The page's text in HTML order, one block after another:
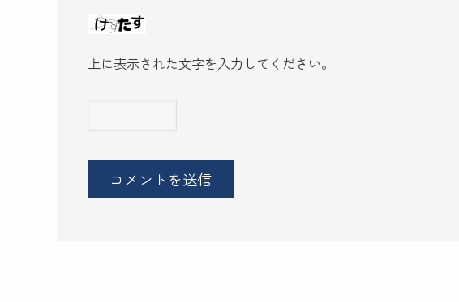
上に表示された文字を入力してください。